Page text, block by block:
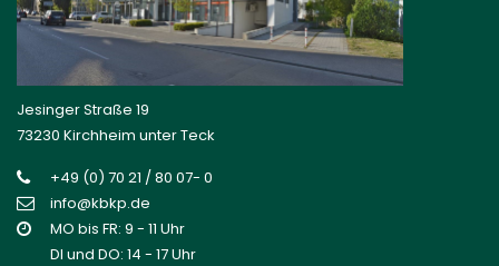
Jesinger Straße 19
73230 Kirchheim unter Teck
+49 (0) 70 21 / 80 07- 0
info@kbkp.de
MO bis FR: 9 - 11 Uhr
DI und DO: 14 - 17 Uhr